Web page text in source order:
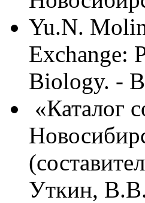
Yu.N.
Exchange:
Biology. -
«Каталог
Уткин,